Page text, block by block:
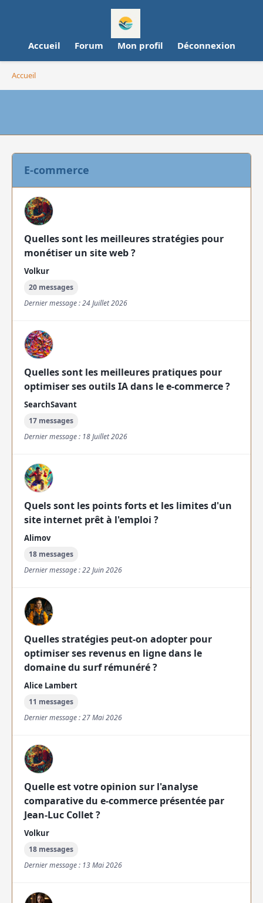
Accueil Forum Mon profil Déconnexion
Accueil
E-commerce
Quelles sont les meilleures stratégies pour
monétiser un site web ?
Volkur
20 messages
Dernier message : 24 Juillet 2026
Quelles sont les meilleures pratiques pour
optimiser ses outils IA dans le e-commerce ?
SearchSavant
17 messages
Dernier message : 18 Juillet 2026
Quels sont les points forts et les limites d'un
site internet prêt à l'emploi ?
Alimov
18 messages
Dernier message : 22 Juin 2026
Quelles stratégies peut-on adopter pour
optimiser ses revenus en ligne dans le
domaine du surf rémunéré ?
Alice Lambert
11 messages
Dernier message : 27 Mai 2026
Quelle est votre opinion sur l'analyse
comparative du e-commerce présentée par
Jean-Luc Collet ?
Volkur
18 messages
Dernier message : 13 Mai 2026